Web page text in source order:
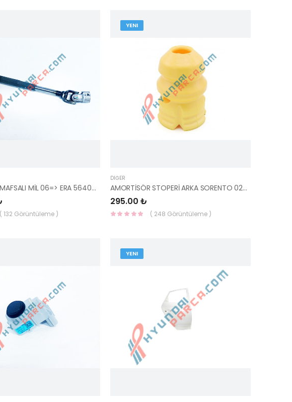
DİREKSİYON MAFSALI MİL 06=> ERA 56400-1E000-MANDO
( 132 Görüntüleme )
YENI
DIĞER
AMORTİSÖR STOPERİ ARKA SORENTO 02-06 55151-3E001-YS
295.00 ₺
( 248 Görüntüleme )
YENI